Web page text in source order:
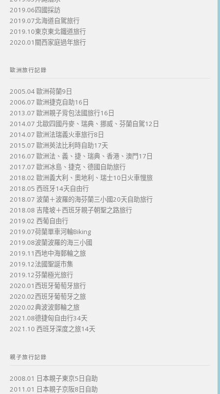
2019.06四國採訪
2019.07北海道自駕旅行
2019.10東京東北鐵道旅行
2020.01關西家庭過年旅行
歐洲旅行記錄
2005.04 歐洲荷蘭9日
2006.07 歐洲捷克自助16日
2013.07 歐洲親子背包法國旅行16日
2014.07 北歐四國丹麥、瑞典、挪威、芬蘭自駕12日
2014.07 歐洲法瑞義火車旅行8日
2015.07 歐洲英法比利時自助17天
2016.07 歐洲法、義、捷、瑞典、香港、澳門17日
2017.07 歐洲冰島、捷克、德國自助旅行
2018.02 歐洲義大利、奧地利、瑞士10日火車慢旅
2018.05 西班牙14天自由行
2018.07 波蘭＋波羅的海芬蘭三小國20天自助旅行
2018.08 吉隆坡＋西班牙親子朝聖之路旅行
2019.02 西葡自由行
2019.07荷蘭單車河輪Biking
2019.08波蘭波羅的海三小國
2019.11西地中海郵輪之旅
2019.12法國聖誕市集
2019.12芬蘭極光旅行
2020.01西班牙葡萄牙旅行
2020.02西班牙葡萄牙之旅
2020.02典波波郵輪之旅
2021.08德捷匈自由行34天
2021.10 西班牙深度之旅14天
親子旅行記錄
2008.01 日本親子東京5日自助
2011.01 日本親子京阪8日自助